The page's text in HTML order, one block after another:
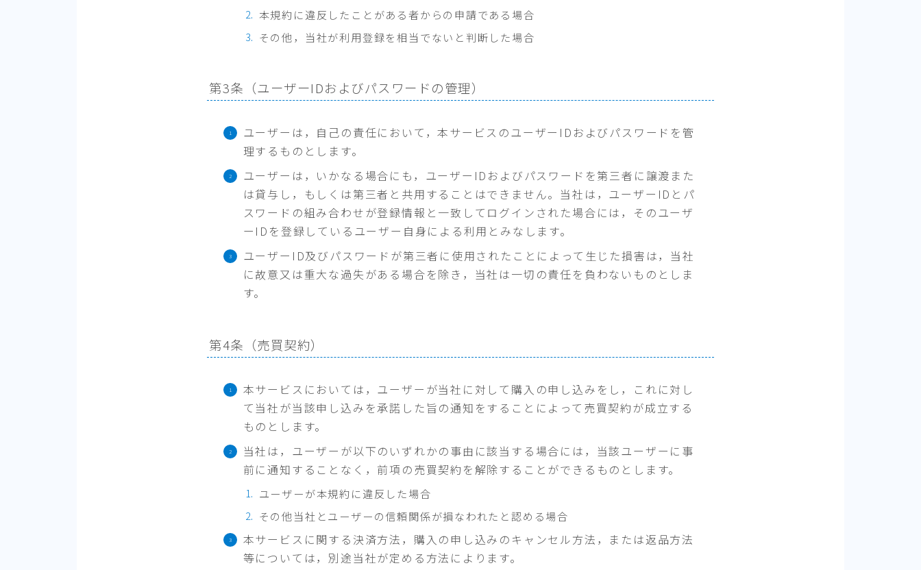
本規約に違反したことがある者からの申請である場合
その他，当社が利用登録を相当でないと判断した場合
第3条（ユーザーIDおよびパスワードの管理）
ユーザーは，自己の責任において，本サービスのユーザーIDおよびパスワードを管
理するものとします。
ユーザーは，いかなる場合にも，ユーザーIDおよびパスワードを第三者に譲渡また
は貸与し，もしくは第三者と共用することはできません。当社は，ユーザーIDとパ
スワードの組み合わせが登録情報と一致してログインされた場合には，そのユーザ
ーIDを登録しているユーザー自身による利用とみなします。
ユーザーID及びパスワードが第三者に使用されたことによって生じた損害は，当社
に故意又は重大な過失がある場合を除き，当社は一切の責任を負わないものとしま
す。
第4条（売買契約）
本サービスにおいては，ユーザーが当社に対して購入の申し込みをし，これに対し
て当社が当該申し込みを承諾した旨の通知をすることによって売買契約が成立する
ものとします。
当社は，ユーザーが以下のいずれかの事由に該当する場合には，当該ユーザーに事
前に通知することなく，前項の売買契約を解除することができるものとします。
ユーザーが本規約に違反した場合
その他当社とユーザーの信頼関係が損なわれたと認める場合
本サービスに関する決済方法，購入の申し込みのキャンセル方法，または返品方法
等については，別途当社が定める方法によります。